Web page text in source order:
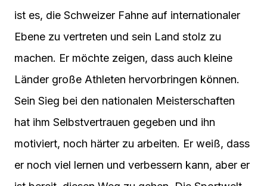
ist es, die Schweizer Fahne auf internationaler
Ebene zu vertreten und sein Land stolz zu
machen. Er möchte zeigen, dass auch kleine
Länder große Athleten hervorbringen können.
Sein Sieg bei den nationalen Meisterschaften
hat ihm Selbstvertrauen gegeben und ihn
motiviert, noch härter zu arbeiten. Er weiß, dass
er noch viel lernen und verbessern kann, aber er